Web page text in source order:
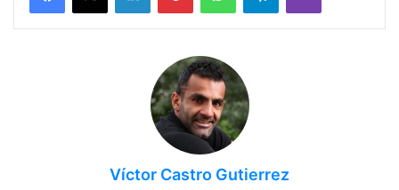
Víctor Castro Gutierrez